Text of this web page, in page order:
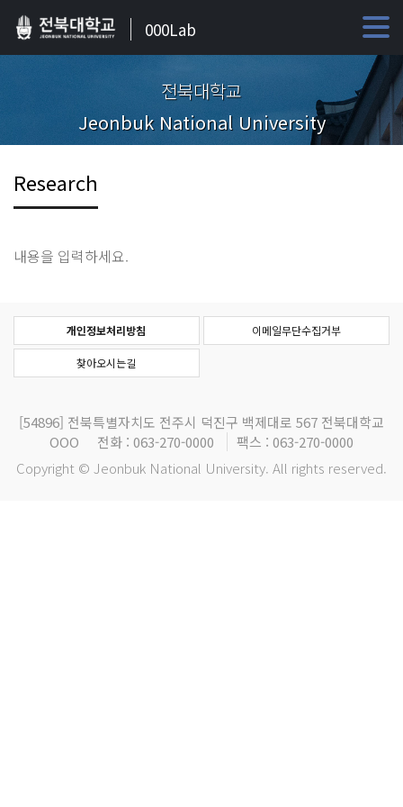
000Lab
전북대학교
Jeonbuk National University
Research
내용을 입력하세요.
개인정보처리방침 이메일무단수집거부
찾아오시는길
[54896] 전북특별자치도 전주시 덕진구 백제대로 567 전북대학교
OOO
전화 : 063-270-0000
팩스 : 063-270-0000
Copyright © Jeonbuk National University. All rights reserved.